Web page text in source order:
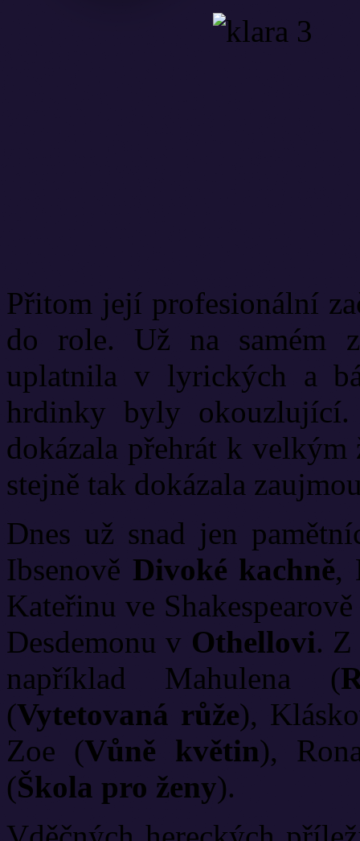
Přitom její profesionální
do role. Už na samém
uplatnila v lyrických a
hrdinky byly
dokázala přehrát k velkým
stejně tak dokázala
Dnes už snad jen
Ibsenově Divoké kachně,
Kateřinu ve
Desdemonu v Othellovi. Z
například Mahulena (
(Vytetovaná růže),
Zoe (Vůně květin),
(Škola pro ženy).